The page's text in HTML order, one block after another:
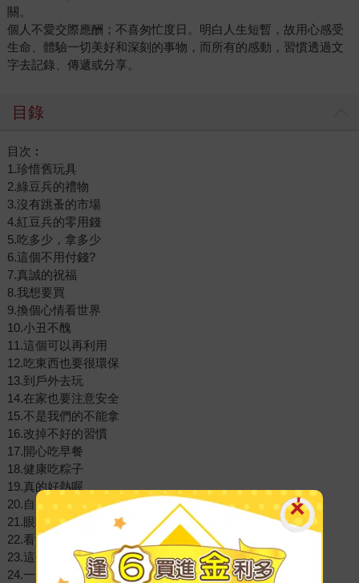
關。
個人不愛交際應酬；不喜匆忙度日。明白人生短暫，故用心感受
生命、體驗一切美好和深刻的事物，而所有的感動，習慣透過文
字去記錄、傳遞或分享。
目錄
目次︰
1.珍惜舊玩具
2.綠豆兵的禮物
3.沒有跳蚤的市場
4.紅豆兵的零用錢
5.吃多少，拿多少
6.這個不用付錢?
7.真誠的祝福
8.我想要買
9.換個心情看世界
10.小丑不醜
11.這個可以再利用
12.吃東西也要很環保
13.到戶外去玩
14.在家也要注意安全
15.不是我們的不能拿
16.改掉不好的習慣
17.開心吃早餐
18.健康吃粽子
19.真的好熱喔
20.自己帶水，最好
21.眼睛也需要休息
22.看電影
23.這個我不愛吃
24.一起走走路